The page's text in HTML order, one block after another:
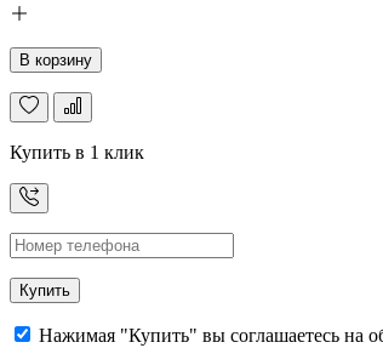
В корзину
Купить в 1 клик
Купить
Нажимая "Купить" вы соглашаетесь на